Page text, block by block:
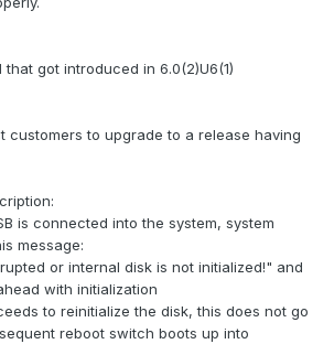
got introduced in 6.0(2)U6(1)
customers to upgrade to a release having
is connected into the system, system
message:
or internal disk is not initialized!" and
with initialization
to reinitialize the disk, this does not go
reboot switch boots up into